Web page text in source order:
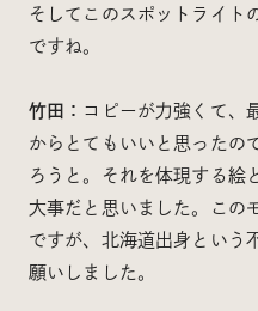
そしてこのスポットライト
ですね。
竹田： コピーが力強くて、
からとてもいいと思ったの
ろうと。それを体現する絵
大事だと思いました。この
ですが、北海道出身という
願いしました。